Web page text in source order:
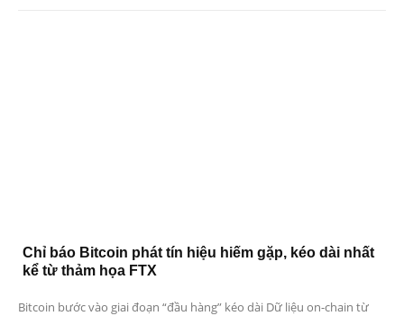
Chỉ báo Bitcoin phát tín hiệu hiếm gặp, kéo dài nhất
kể từ thảm họa FTX
Bitcoin bước vào giai đoạn “đầu hàng” kéo dài Dữ liệu on-chain từ